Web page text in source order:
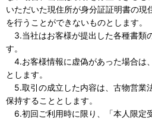
いただいた現住所が身分証証明書の現
を行うことができないものとします。
3.当社はお客様が提出した各種書類
す。
4.お客様情報に虚偽があった場合は
とします。
5.取引の成立した内容は、古物営業
保持することとします。
6.初回ご利用時に限り、「本人限定